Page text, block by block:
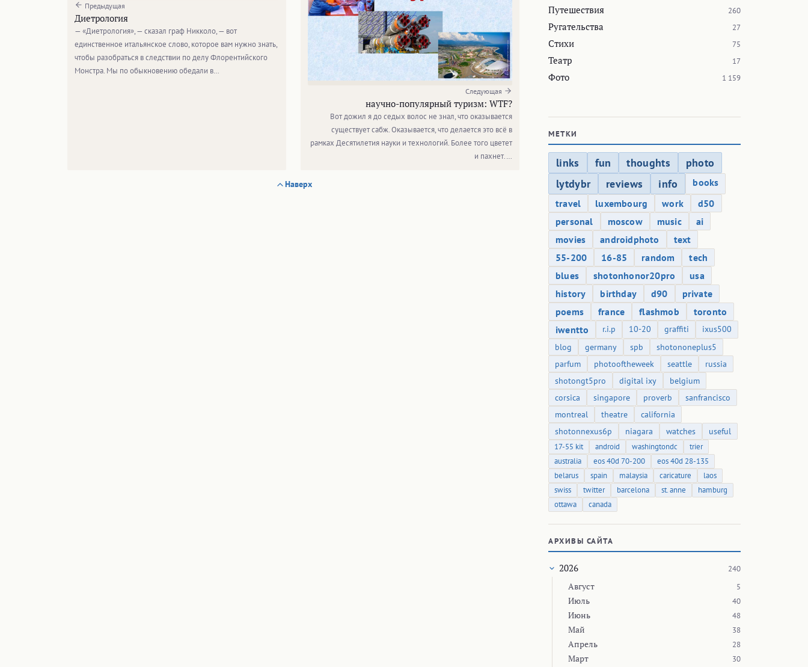
Предыдущая
Диетрология
— «Диетрология», — сказал граф Никколо, — вот
единственное итальянское слово, которое вам нужно знать,
чтобы разобраться в следствии по делу Флорентийского
Монстра. Мы по обыкновению обедали в…
Следующая
научно-популярный туризм: WTF?
Вот дожил я до седых волос не знал, что оказывается
существует сабж. Оказывается, что делается это всё в
рамках Десятилетия науки и технологий. Более того цветет
и пахнет.…
Наверх
Путешествия 260
Ругательства 27
Стихи 75
Театр 17
Фото 1 159
МЕТКИ
links fun thoughts
photo
lytdybr
reviews info
books
travel
luxembourg work
d50
personal
moscow music
ai
movies
androidphoto
text
55-200
16-85 random
tech
blues
shotonhonor20pro
usa
history
birthday d90
private
poems
france flashmob
toronto
iwentto
r.i.p 10-20 graffiti
ixus500
blog
germany spb
shotononeplus5
parfum
photooftheweek seattle
russia
shotongt5pro
digital ixy
belgium
corsica
singapore proverb
sanfrancisco
montreal
theatre
california
shotonnexus6p
niagara watches useful
17-55 kit android washingtondc
trier
australia
eos 40d 70-200
eos 40d 28-135
belarus
spain malaysia caricature
laos
swiss
twitter barcelona st. anne
hamburg
ottawa
canada
АРХИВЫ САЙТА
2026 240
Август 5
Июль 40
Июнь 48
Май 38
Апрель 28
Март 30